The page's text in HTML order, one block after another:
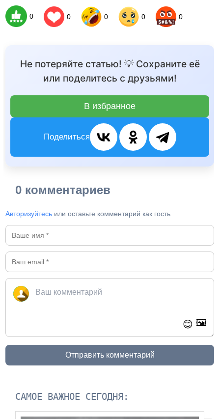
0 0 0 0 0
Не потеряйте статью! 💡 Сохраните её
или поделитесь с друзьями!
В избранное
Поделиться
0 комментариев
Авторизуйтесь или оставьте комментарий как гость
😊 🖼️
Отправить комментарий
САМОЕ ВАЖНОЕ СЕГОДНЯ: